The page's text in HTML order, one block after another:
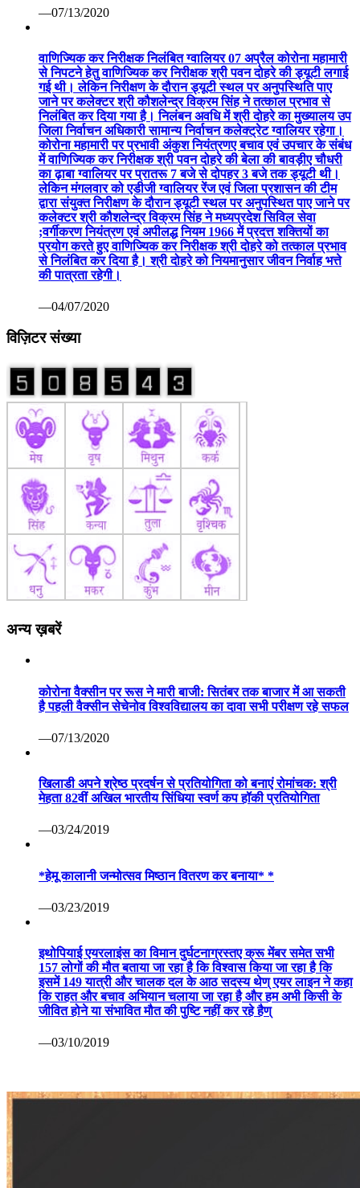
—07/13/2020
वाणिज्यिक कर निरीक्षक निलंबित ग्वालियर 07 अप्रैल कोरोना महामारी
से निपटने हेतु वाणिज्यिक कर निरीक्षक श्री पवन दोहरे की ड्यूटी लगाई
गई थी। लेकिन निरीक्षण के दौरान ड्यूटी स्थल पर अनुपस्थिति पाए
जाने पर कलेक्टर श्री कौशलेन्द्र विक्रम सिंह ने तत्काल प्रभाव से
निलंबित कर दिया गया है। निलंबन अवधि में श्री दोहरे का मुख्यालय उप
जिला निर्वाचन अधिकारी सामान्य निर्वाचन कलेक्ट्रेट ग्वालियर रहेगा।
कोरोना महामारी पर प्रभावी अंकुश नियंत्रणए बचाव एवं उपचार के संबंध
में वाणिज्यिक कर निरीक्षक श्री पवन दोहरे की बेला की बावड़ीए चौधरी
का ढ़ाबा ग्वालियर पर प्रातरू 7 बजे से दोपहर 3 बजे तक ड्यूटी थी।
लेकिन मंगलवार को एडीजी ग्वालियर रेंज एवं जिला प्रशासन की टीम
द्वारा संयुक्त निरीक्षण के दौरान ड्यूटी स्थल पर अनुपस्थित पाए जाने पर
कलेक्टर श्री कौशलेन्द्र विक्रम सिंह ने मध्यप्रदेश सिविल सेवा
;वर्गीकरण नियंत्रण एवं अपीलद्ध नियम 1966 में प्रदत्त शक्तियों का
प्रयोग करते हुए वाणिज्यिक कर निरीक्षक श्री दोहरे को तत्काल प्रभाव
से निलंबित कर दिया है। श्री दोहरे को नियमानुसार जीवन निर्वाह भत्ते
की पात्रता रहेगी।
—04/07/2020
विज़िटर संख्या
अन्य ख़बरें
कोरोना वैक्सीन पर रूस ने मारी बाजी: सितंबर तक बाजार में आ सकती
है पहली वैक्सीन सेचेनोव विश्वविद्यालय का दावा सभी परीक्षण रहे सफल
—07/13/2020
खिलाडी अपने श्रेष्ठ प्रदर्षन से प्रतियोगिता को बनाएं रोमांचक: श्री
मेहता 82वीं अखिल भारतीय सिंधिया स्वर्ण कप हॉकी प्रतियोगिता
—03/24/2019
*हेमू कालानी जन्मोत्सव मिष्ठान वितरण कर बनाया* *
—03/23/2019
इथोपियाई एयरलाइंस का विमान दुर्घटनाग्रस्तए क्रू मेंबर समेत सभी
157 लोगों की मौत बताया जा रहा है कि विश्वास किया जा रहा है कि
इसमें 149 यात्री और चालक दल के आठ सदस्य थेण् एयर लाइन ने कहा
कि राहत और बचाव अभियान चलाया जा रहा है और हम अभी किसी के
जीवित होने या संभावित मौत की पुष्टि नहीं कर रहे हैण्
—03/10/2019